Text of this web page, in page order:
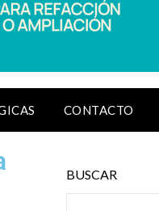
CONTACTO
BUSCAR